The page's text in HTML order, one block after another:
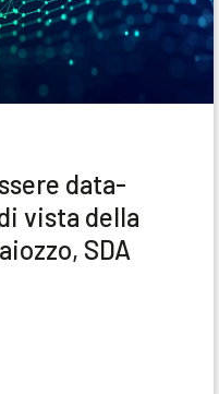
data-
vista della
SDA